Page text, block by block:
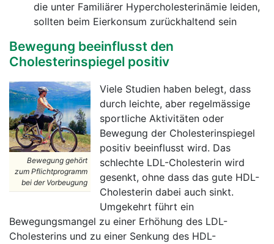
die unter Familiärer Hypercholesterinämie leiden,
sollten beim Eierkonsum zurückhaltend sein
Bewegung beeinflusst den
Cholesterinspiegel positiv
Bewegung gehört
zum Pflichtprogramm
bei der Vorbeugung
Viele Studien haben belegt, dass
durch leichte, aber regelmässige
sportliche Aktivitäten oder
Bewegung der Cholesterinspiegel
positiv beeinflusst wird. Das
schlechte LDL-Cholesterin wird
gesenkt, ohne dass das gute HDL-
Cholesterin dabei auch sinkt.
Umgekehrt führt ein
Bewegungsmangel zu einer Erhöhung des LDL-
Cholesterins und zu einer Senkung des HDL-